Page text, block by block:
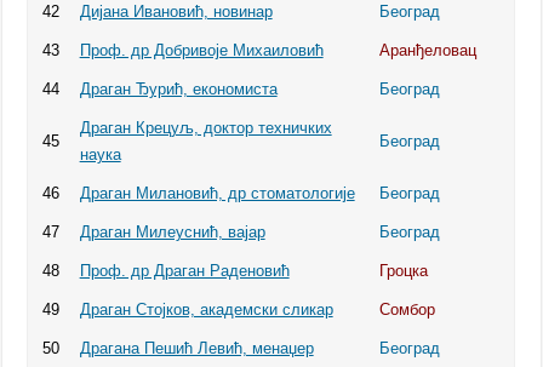
42 Дијана Ивановић, новинар Београд
43 Проф. др Добривоје Михаиловић Аранђеловац
44 Драган Ђурић, економиста Београд
45
Драган Крецуљ, доктор техничких
наука
Београд
46 Драган Милановић, др стоматологије Београд
47 Драган Милеуснић, вајар Београд
48 Проф. др Драган Раденовић Гроцка
49 Драган Стојков, академски сликар Сомбор
50 Драгана Пешић Левић, менаџер Београд